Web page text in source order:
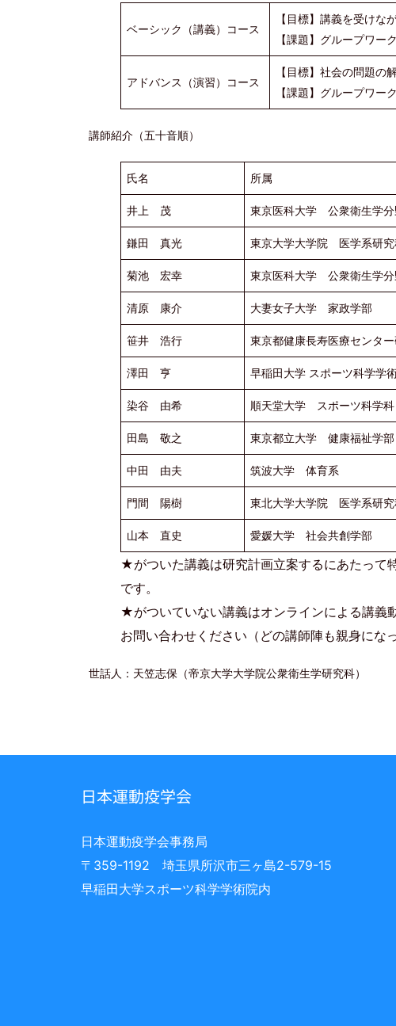
ベーシック（講義）コース
【目標】講義を受けな
【課題】グループワー
アドバンス（演習）コース
【目標】社会の問題の
【課題】グループワー
講師紹介（五十音順）
氏名 所属
井上 茂 東京医科大学 公衆衛生学
鎌田 真光 東京大学大学院 医学系研
菊池 宏幸 東京医科大学 公衆衛生学
清原 康介 大妻女子大学 家政学部
笹井 浩行 東京都健康長寿医療センタ
澤田 亨 早稲田大学 スポーツ科学学
染谷 由希 順天堂大学 スポーツ科学科
田島 敬之 東京都立大学 健康福祉学部
中田 由夫 筑波大学 体育系
門間 陽樹 東北大学大学院 医学系研
山本 直史 愛媛大学 社会共創学部
★がついた講義は研究計画立案するにあたって
です。
★がついていない講義はオンラインによる講義
お問い合わせください（どの講師陣も親身にな
世話人：天笠志保（帝京大学大学院公衆衛生学研究科）
日本運動疫学会
日本運動疫学会事務局
〒359-1192 埼玉県所沢市三ヶ島2-579-15
早稲田大学スポーツ科学学術院内